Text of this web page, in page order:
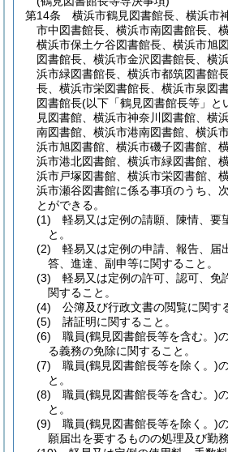
第14条
横浜市鶴見図書館長、横浜市
市中図書館長、横浜市南図書館長、
横浜市保土ケ谷図書館長、横浜市旭
図書館長、横浜市金沢図書館長、横
浜市緑図書館長、横浜市都筑図書館
長、横浜市栄図書館長、横浜市泉図
図書館長(以下「鶴見図書館長等」と
見図書館、横浜市神奈川図書館、横
南図書館、横浜市港南図書館、横浜
浜市旭図書館、横浜市磯子図書館、
浜市港北図書館、横浜市緑図書館、
浜市戸塚図書館、横浜市栄図書館、
浜市瀬谷図書館に係る事項のうち、
とができる。
(1)
軽易又は定例の請願、陳情、要
と。
(2)
軽易又は定例の申請、報告、届
答、進達、副申等に関すること。
(3)
軽易又は定例の許可、認可、免
関すること。
(4)
公簿及び行政文書の閲覧に関す
(5)
諸証明に関すること。
(6)
職員(鶴見図書館長等を含む。)
る義務の免除に関すること。
(7)
職員(鶴見図書館長等を除く。)
と。
(8)
職員(鶴見図書館長等を含む。)
と。
(9)
職員(鶴見図書館長等を除く。)
願届出を要するものの処理及び勤